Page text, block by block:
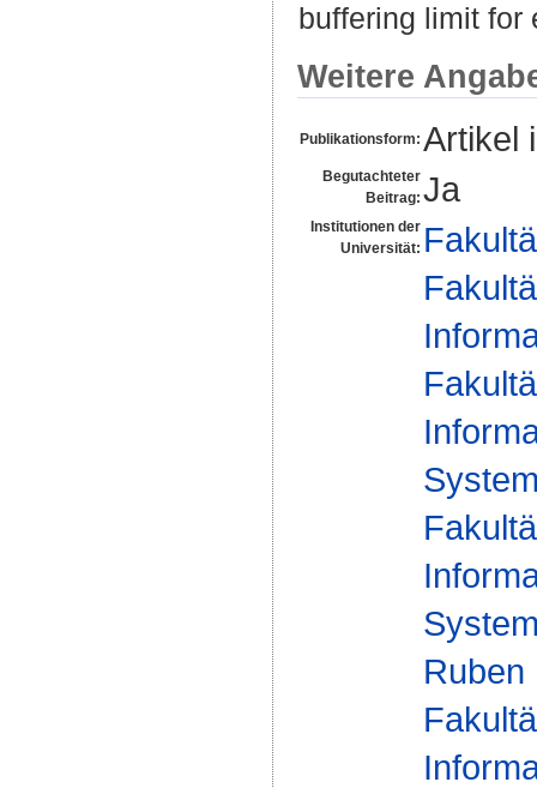
buffering limit for
Weitere
Publikationsform: Artikel
Begutachteter
Beitrag: Ja
Institutionen der
Universität:
Ruben